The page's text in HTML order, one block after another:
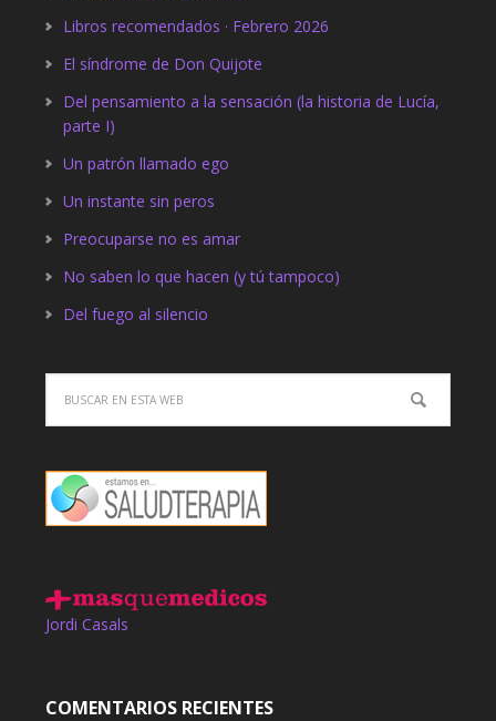
Libros recomendados · Febrero 2026
El síndrome de Don Quijote
Del pensamiento a la sensación (la historia de Lucía,
parte I)
Un patrón llamado ego
Un instante sin peros
Preocuparse no es amar
No saben lo que hacen (y tú tampoco)
Del fuego al silencio
Jordi Casals
COMENTARIOS RECIENTES